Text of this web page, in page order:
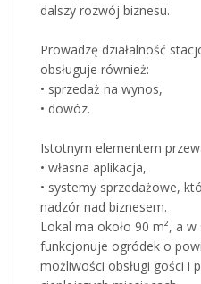
dalszy rozwój biznesu.
Prowadzę działalność
obsługuje również:
• sprzedaż na wynos,
• dowóz.
Istotnym elementem
• własna aplikacja,
• systemy sprzedażowe,
nadzór nad biznesem.
Lokal ma około 90 m², a
funkcjonuje ogródek o
możliwości obsługi gości i